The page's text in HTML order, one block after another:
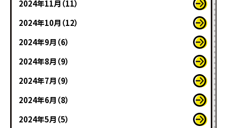
2024年11月（11）
2024年10月（12）
2024年9月（6）
2024年8月（9）
2024年7月（9）
2024年6月（8）
2024年5月（5）